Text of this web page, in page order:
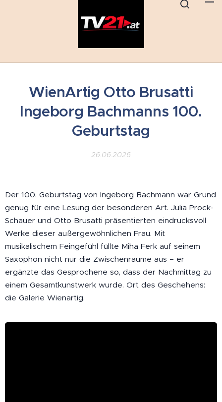
WienArtig Otto Brusatti
Ingeborg Bachmanns 100.
Geburtstag
26.06.2026
Der 100. Geburtstag von Ingeborg Bachmann war Grund
genug für eine Lesung der besonderen Art. Julia Prock-
Schauer und Otto Brusatti präsentierten eindrucksvoll
Werke dieser außergewöhnlichen Frau. Mit
musikalischem Feingefühl füllte Miha Ferk auf seinem
Saxophon nicht nur die Zwischenräume aus – er
ergänzte das Gesprochene so, dass der Nachmittag zu
einem Gesamtkunstwerk wurde. Ort des Geschehens:
die Galerie Wienartig.